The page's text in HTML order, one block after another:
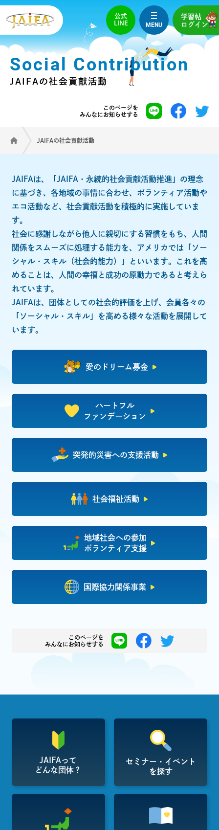
公式
LINE
MENU
学習帖
ログイン
Social Contribution
JAIFAの社会貢献活動
このページを
みんなにお知らせする
JAIFAの社会貢献活動
JAIFAは、「JAIFA・永続的社会貢献活動推進」の理念
に基づき、各地域の事情に合わせ、ボランティア活動や
エコ活動など、社会貢献活動を積極的に実施していま
す。
社会に感謝しながら他人に親切にする習慣をもち、人間
関係をスムーズに処理する能力を、アメリカでは「ソー
シャル・スキル（社会的能力）」といいます。これを高
めることは、人間の幸福と成功の原動力であると考えら
れています。
JAIFAは、団体としての社会的評価を上げ、会員各々の
「ソーシャル・スキル」を高める様々な活動を展開して
います。
愛のドリーム募金
ハートフル
ファンデーション
突発的災害への支援活動
社会福祉活動
地域社会への参加
ボランティア支援
国際協力関係事業
このページを
みんなにお知らせする
JAIFAって
どんな団体？
セミナー・イベント
を探す